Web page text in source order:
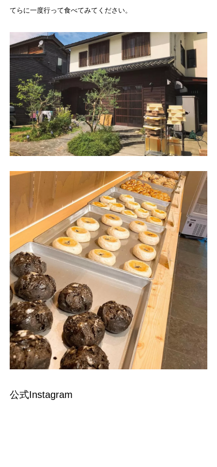
てらに一度行って食べてみてください。
公式Instagram